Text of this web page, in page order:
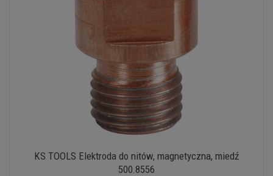
KS TOOLS Elektroda do nitów, magnetyczna, miedź
500.8556